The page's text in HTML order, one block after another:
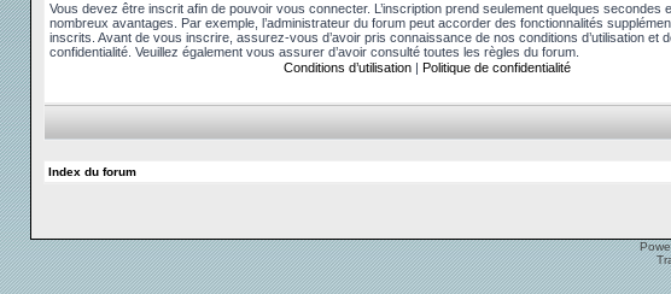
Vous devez être inscrit afin de pouvoir vous connecter. L’inscription prend seulement quelques secondes
nombreux avantages. Par exemple, l’administrateur du forum peut accorder des fonctionnalités
inscrits. Avant de vous inscrire, assurez-vous d’avoir pris connaissance de nos conditions d’utilisation et
confidentialité. Veuillez également vous assurer d’avoir consulté toutes les règles du forum.
Conditions d’utilisation| Politique de confidentialité
Index du forum